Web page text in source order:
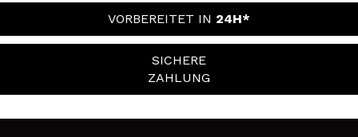
VORBEREITET IN 24H*
SICHERE
ZAHLUNG